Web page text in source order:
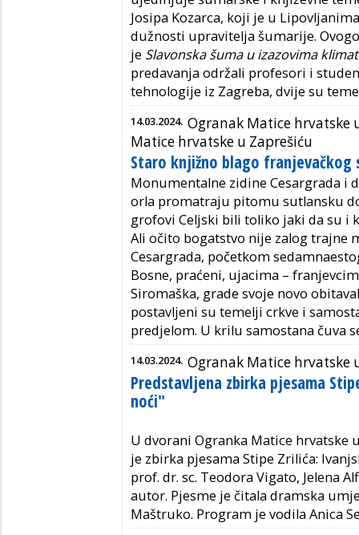
Josipa Kozarca, koji je u
dužnosti upravitelja šumarije.
je Slavonska šuma u izazovima
predavanja održali profesori i
tehnologije iz Zagreba, dvije su
14.03.2024. Ogranak Matice hrvatske
Matice hrvatske u Zaprešiću
Staro knjižno blago franjevačkog
Monumentalne zidine Cesargrada i
orla promatraju pitomu sutlansku
grofovi Celjski bili toliko jaki da su i
Ali očito bogatstvo nije zalog trajne
Cesargrada, početkom
Bosne, praćeni, ujacima –
Siromaška, grade svoje novo
postavljeni su temelji crkve i
predjelom. U krilu samostana čuva
14.03.2024. Ogranak Matice hrvatske
Predstavljena zbirka pjesama
noći"
U dvorani Ogranka Matice hrvatske
je zbirka pjesama Stipe Zrilića:
prof. dr. sc. Teodora Vigato, Jelena
autor. Pjesme je čitala dramska
Maštruko. Program je vodila Anica